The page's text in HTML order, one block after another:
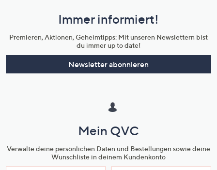
Unternehmensinformationen
Immer informiert!
Premieren, Aktionen, Geheimtipps: Mit unseren Newslettern bist
du immer up to date!
Newsletter abonnieren
Mein QVC
Verwalte deine persönlichen Daten und Bestellungen sowie deine
Wunschliste in deinem Kundenkonto